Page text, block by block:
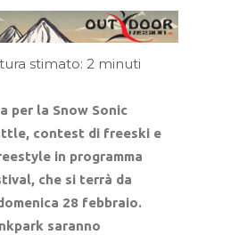
stimato: 2 minuti
per la Snow Sonic
contest di freeski e
in programma
che si terrà da
28 febbraio.
saranno